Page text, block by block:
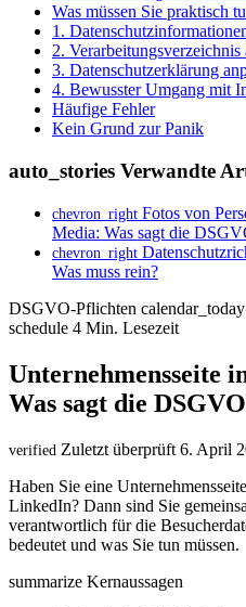
Was müssen Sie praktisch
1.
2. Verarbeitungsverzeichnis
3. Datenschutzerklärung
4. Bewusster Umgang mit
Häufige Fehler
Kein Grund zur Panik
auto_stories Verwandte
chevron_right Fotos von
Media: Was sagt die
chevron_right
Was muss rein?
DSGVO-Pflichten calendar_today
schedule 4 Min. Lesezeit
Unternehmensseite
Was sagt die
verified Zuletzt überprüft 6. April
Haben Sie eine
LinkedIn? Dann sind Sie
verantwortlich für die
bedeutet und was Sie tun müssen.
summarize Kernaussagen